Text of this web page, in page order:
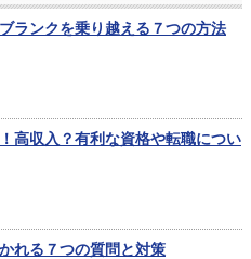
ランクを乗り越える７つの方法
高収入？有利な資格や転職につい
れる７つの質問と対策